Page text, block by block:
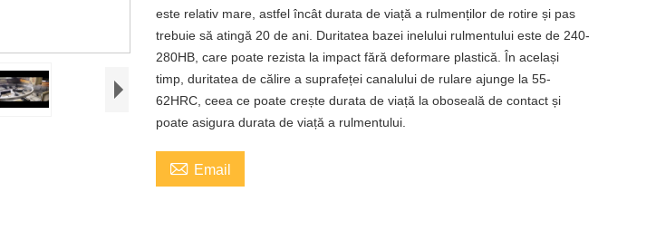
este relativ mare, astfel încât durata de viață a rulmenților de rotire și pas
trebuie să atingă 20 de ani. Duritatea bazei inelului rulmentului este de 240-
280HB, care poate rezista la impact fără deformare plastică. În același
timp, duritatea de călire a suprafeței canalului de rulare ajunge la 55-
62HRC, ceea ce poate crește durata de viață la oboseală de contact și
poate asigura durata de viață a rulmentului.
 Email